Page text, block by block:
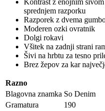
Kontrast z enojnim
sprednjem razporku
Razporek z dvema
Moderen ozki ovratnik
Dolgi rokavi
Všitek na zadnji strani
Šivi na hrbtu za tesno
Brez žepov za kar
Razno
Blagovna znamka So Denim
Gramatura
190